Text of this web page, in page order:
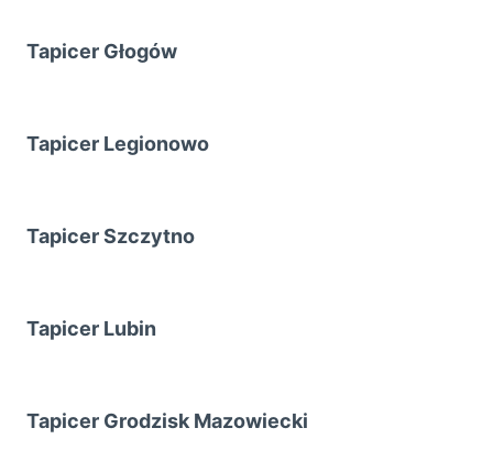
Tapicer Głogów
Tapicer Legionowo
Tapicer Szczytno
Tapicer Lubin
Tapicer Grodzisk Mazowiecki